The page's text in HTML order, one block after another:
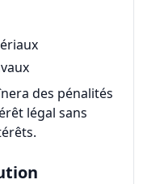
des pénalités
légal sans